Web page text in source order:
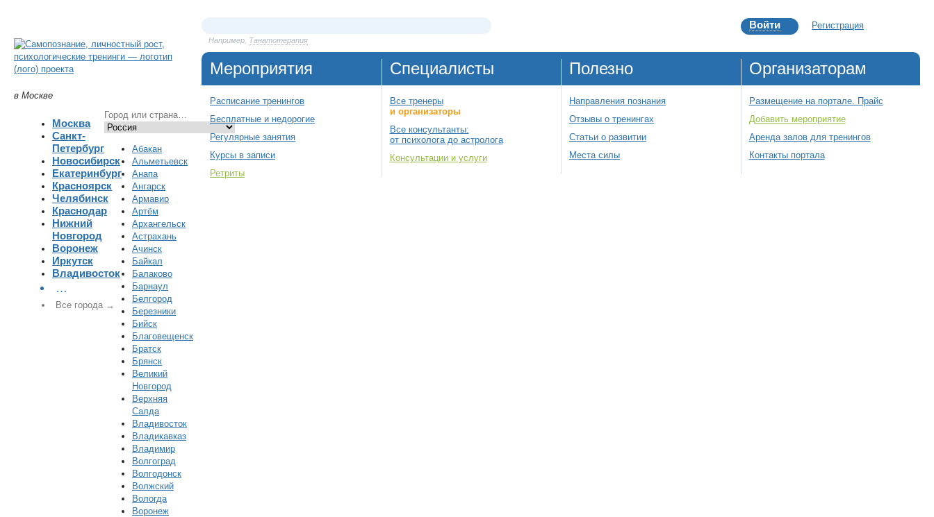
в Москве
Москва
Санкт-
Петербург
Новосибирск
Екатеринбург
Красноярск
Челябинск
Краснодар
Нижний
Новгород
Воронеж
Иркутск
Владивосток
…
Все города →
Абакан
Альметьевск
Анапа
Ангарск
Армавир
Артём
Архангельск
Астрахань
Ачинск
Байкал
Балаково
Барнаул
Белгород
Березники
Бийск
Благовещенск
Братск
Брянск
Великий
Новгород
Верхняя
Салда
Владивосток
Владикавказ
Владимир
Волгоград
Волгодонск
Волжский
Вологда
Воронеж
Например, Танатотерапия
Войти Регистрация
Мероприятия
Расписание тренингов
Бесплатные и недорогие
Регулярные занятия
Курсы в записи
Ретриты
Специалисты
Все тренеры
и организаторы
Все консультанты:
от психолога до астролога
Консультации и услуги
Полезно
Направления познания
Отзывы о тренингах
Статьи о развитии
Места силы
Организаторам
Размещение на портале. Прайс
Добавить мероприятие
Аренда залов для тренингов
Контакты портала